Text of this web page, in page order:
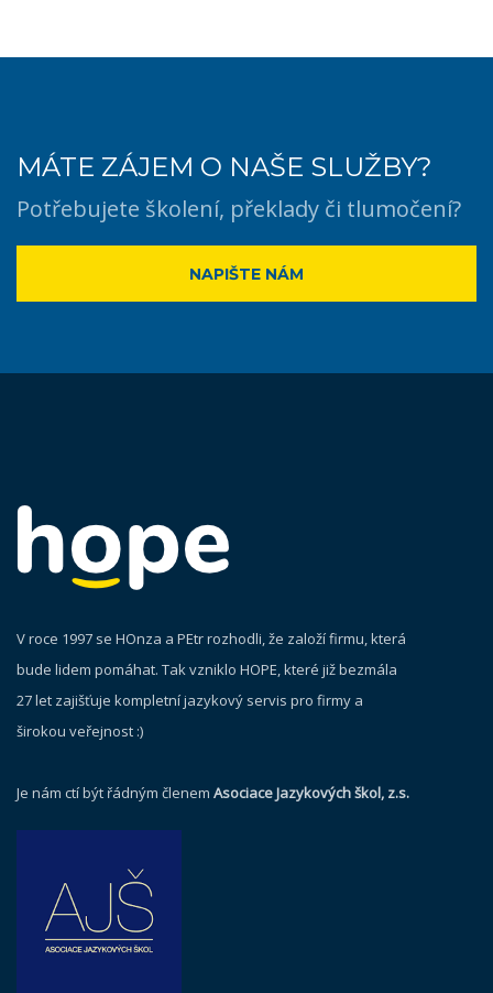
MÁTE ZÁJEM O NAŠE SLUŽBY?
Potřebujete školení, překlady či tlumočení?
NAPIŠTE NÁM
V roce 1997 se HOnza a PEtr rozhodli, že založí firmu, která
bude lidem pomáhat. Tak vzniklo HOPE, které již bezmála
27 let zajišťuje kompletní jazykový servis pro firmy a
širokou veřejnost :)
Je nám ctí být řádným členem Asociace Jazykových škol, z.s.